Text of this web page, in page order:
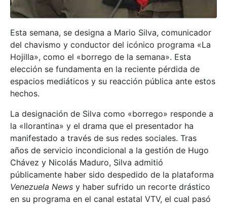
Esta semana, se designa a Mario Silva, comunicador
del chavismo y conductor del icónico programa «La
Hojilla», como el «borrego de la semana». Esta
elección se fundamenta en la reciente pérdida de
espacios mediáticos y su reacción pública ante estos
hechos.
La designación de Silva como «borrego» responde a
la «llorantina» y el drama que el presentador ha
manifestado a través de sus redes sociales. Tras
años de servicio incondicional a la gestión de Hugo
Chávez y Nicolás Maduro, Silva admitió
públicamente haber sido despedido de la plataforma
Venezuela News y haber sufrido un recorte drástico
en su programa en el canal estatal VTV, el cual pasó